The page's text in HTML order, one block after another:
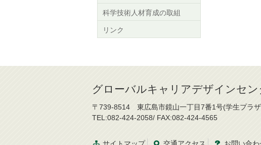
科学技術人材育成の取組
リンク
グローバルキャリアデザインセン
〒739-8514 東広島市鏡山一丁目7番1号(学生プラ
TEL:082-424-2058/ FAX:082-424-4565